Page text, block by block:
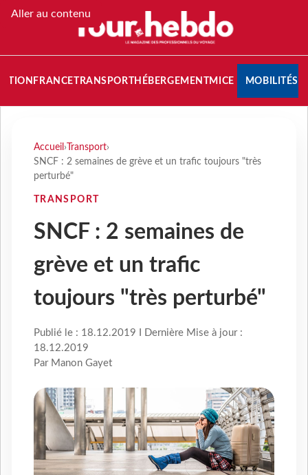
Aller au contenu
FRANCETRANSPORT HÉBERGEMENTMICE MOBILITÉS
Accueil › Transport›
SNCF : 2 semaines de grève et un trafic toujours "très
perturbé"
TRANSPORT
SNCF : 2 semaines de
grève et un trafic
toujours "très perturbé"
Publié le : 18.12.2019 I Dernière Mise à jour :
18.12.2019
Par Manon Gayet